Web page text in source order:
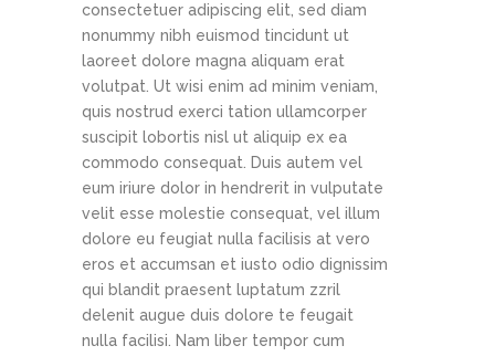
consectetuer adipiscing elit, sed diam
nonummy nibh euismod tincidunt ut
laoreet dolore magna aliquam erat
volutpat. Ut wisi enim ad minim veniam,
quis nostrud exerci tation ullamcorper
suscipit lobortis nisl ut aliquip ex ea
commodo consequat. Duis autem vel
eum iriure dolor in hendrerit in vulputate
velit esse molestie consequat, vel illum
dolore eu feugiat nulla facilisis at vero
eros et accumsan et iusto odio dignissim
qui blandit praesent luptatum zzril
delenit augue duis dolore te feugait
nulla facilisi. Nam liber tempor cum